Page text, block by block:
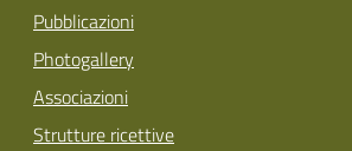
Pubblicazioni
Photogallery
Associazioni
Strutture ricettive